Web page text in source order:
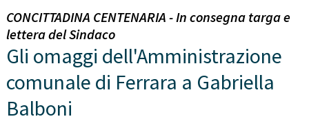
CONCITTADINA CENTENARIA - In consegna targa e
lettera del Sindaco
Gli omaggi dell'Amministrazione
comunale di Ferrara a Gabriella
Balboni